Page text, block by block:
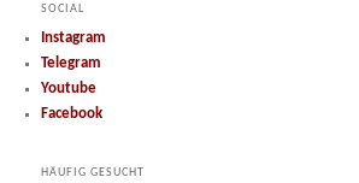
SOCIAL
Instagram
Telegram
Youtube
Facebook
HÄUFIG GESUCHT